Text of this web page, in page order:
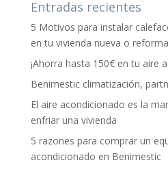
Entradas recientes
5 Motivos para instalar
en tu vivienda nueva o reforma
¡Ahorra hasta 150€ en tu aire
Benimestic climatización,
El aire acondicionado es la
enfriar una vivienda
5 razones para comprar un
acondicionado en Benimestic